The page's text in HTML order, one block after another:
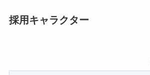
採用キャラクター